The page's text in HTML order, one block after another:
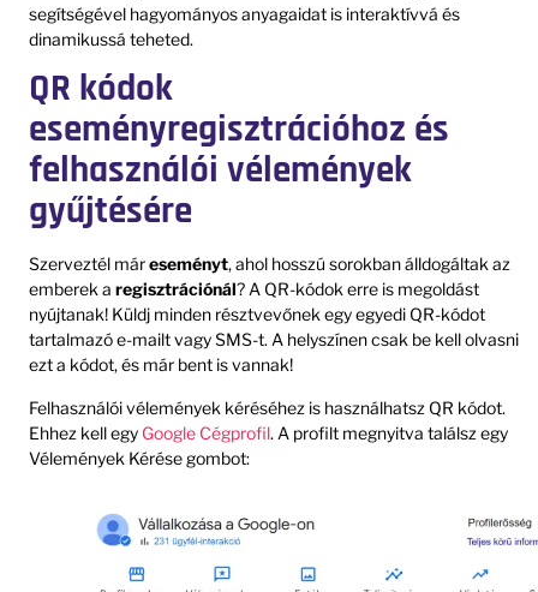
segítségével hagyományos anyagaidat is interaktívvá és
dinamikussá teheted.
QR kódok
eseményregisztrációhoz és
felhasználói vélemények
gyűjtésére
Szerveztél máreseményt, ahol hosszú sorokban álldogáltak az
emberek a regisztrációnál? A QR-kódok erre is megoldást
nyújtanak! Küldj minden résztvevőnek egy egyedi QR-kódot
tartalmazó e-mailt vagy SMS-t. A helyszínen csak be kell olvasni
ezt a kódot, és már bent is vannak!
Felhasználói vélemények kéréséhez is használhatsz QR kódot.
Ehhez kell egy Google Cégprofil. A profilt megnyitva találsz egy
Vélemények Kérése gombot: